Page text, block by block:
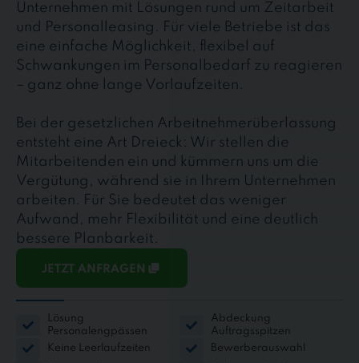
Unternehmen mit Lösungen rund um Zeitarbeit
und Personalleasing. Für viele Betriebe ist das
eine einfache Möglichkeit, flexibel auf
Schwankungen im Personalbedarf zu reagieren
– ganz ohne lange Vorlaufzeiten.
Bei der gesetzlichen Arbeitnehmerüberlassung
entsteht eine Art Dreieck: Wir stellen die
Mitarbeitenden ein und kümmern uns um die
Vergütung, während sie in Ihrem Unternehmen
arbeiten. Für Sie bedeutet das weniger
Aufwand, mehr Flexibilität und eine deutlich
bessere Planbarkeit.
JETZT ANFRAGEN
Lösung
Personalengpässen
Abdeckung
Auftragsspitzen
Keine Leerlaufzeiten
Bewerberauswahl